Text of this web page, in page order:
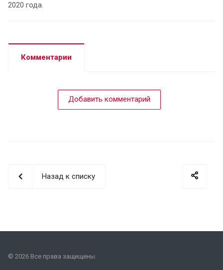
2020 года.
Комментарии
Добавить комментарий
Назад к списку
© 2026 Все права защищены.